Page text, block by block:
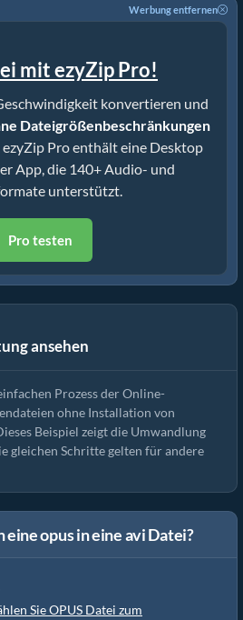
Werbung entfernen
mit ezyZip Pro!
konvertieren und
Dateigrößenbeschränkungen
Pro enthält eine Desktop
App, die 140+ Audio- und
unterstützt.
Pro testen
ansehen
Prozess der Online-
ohne Installation von
Beispiel zeigt die Umwandlung
gleichen Schritte gelten für andere
opus in eine avi Datei?
Sie OPUS Datei zum